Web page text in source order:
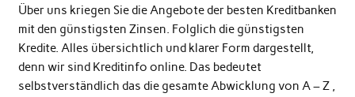
Über uns kriegen Sie die Angebote der besten Kreditbanken
mit den günstigsten Zinsen. Folglich die günstigsten
Kredite. Alles übersichtlich und klarer Form dargestellt,
denn wir sind Kreditinfo online. Das bedeutet
selbstverständlich das die gesamte Abwicklung von A – Z ,